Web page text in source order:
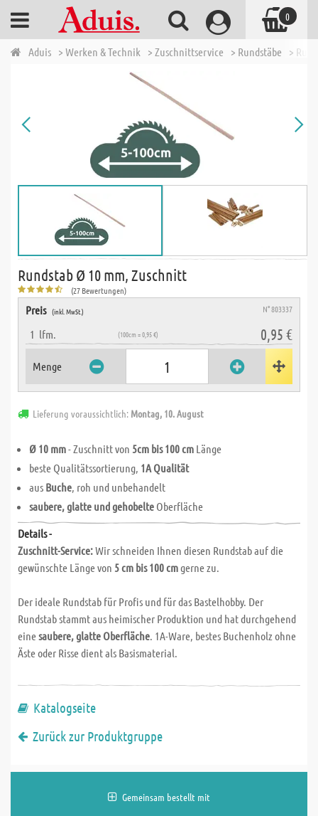
Aduis > Werken & Technik > Zuschnittservice > Rundstäbe >
Rundstab Ø 10 mm, Zuschnitt
(27 Bewertungen)
Preis (inkl. MwSt.) N° 803337
1 lfm. (100cm = 0,95 €) 0,95 €
Menge
Lieferung voraussichtlich: Montag, 10. August
Ø 10 mm- Zuschnitt von 5cm bis 100 cm Länge
beste Qualitätssortierung, 1A Qualität
aus Buche, roh und unbehandelt
saubere, glatte und gehobelte Oberfläche
Details -
Zuschnitt-Service:Wir schneiden Ihnen diesen Rundstab auf die
gewünschte Länge von 5 cm bis 100 cmgerne zu.
Der ideale Rundstab für Profis und für das Bastelhobby. Der
Rundstab stammt aus heimischer Produktion und hat durchgehend
einesaubere, glatte Oberfläche. 1A-Ware, bestes Buchenholz ohne
Äste oder Risse dient als Basismaterial.
Katalogseite
Zurück zur Produktgruppe
Gemeinsam bestellt mit
0